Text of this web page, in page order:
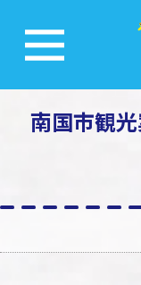
南国市観